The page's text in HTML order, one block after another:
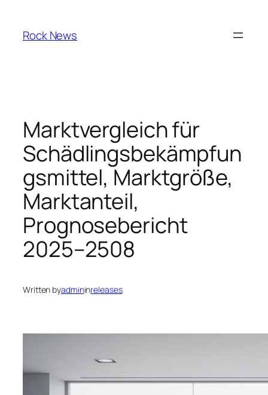
content
Rock News
Marktvergleich für
Schädlingsbekämpfun
gsmittel, Marktgröße,
Marktanteil,
Prognosebericht
2025–2508
Written byadmininreleases